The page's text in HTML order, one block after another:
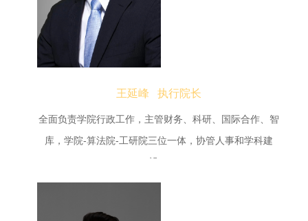
王延峰 执行院长
全面负责学院行政工作，主管财务、科研、国际合作、智
库，学院-算法院-工研院三位一体，协管人事和学科建
设。